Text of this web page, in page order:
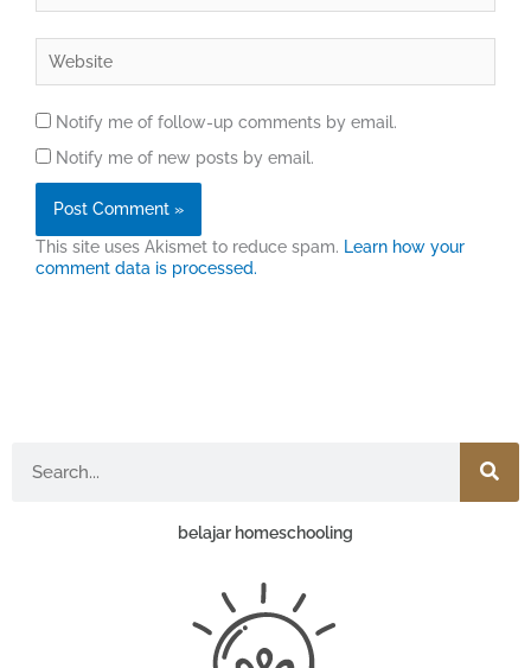
Notify me of follow-up comments by email.
Notify me of new posts by email.
This site uses Akismet to reduce spam. Learn how your
comment data is processed.
belajar homeschooling